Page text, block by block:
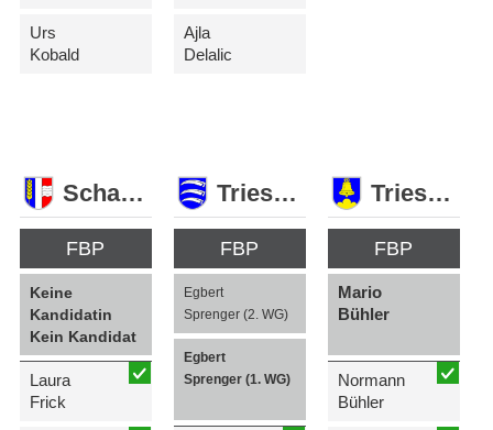
Urs
Kobald
Ajla
Delalic
Schaan
FBP
Keine
Kandidatin
Kein Kandidat
Laura
Frick
Triesen
FBP
Egbert
Sprenger (2. WG)
Egbert
Sprenger (1. WG)
Triesenberg
FBP
Mario
Bühler
Normann
Bühler